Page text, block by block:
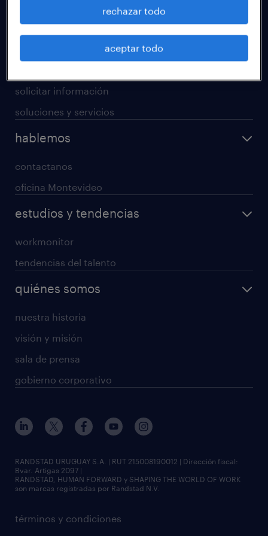
professional
solicitar información
soluciones y servicios
hablemos
contactanos
oficina Montevideo
estudios y tendencias
workmonitor
tendencias del talento
quiénes somos
nuestra historia
visión y misión
sala de prensa
gobierno corporativo
términos y condiciones
RANDSTAD URUGUAY S.A. | RUT 215008190012 | Dirección fiscal:
Bvar. Artigas 2097 |
RANDSTAD, HUMAN FORWARD y SHAPING THE WORLD OF WORK
son marcas registradas por Randstad N.V.
rechazar todo
aceptar todo